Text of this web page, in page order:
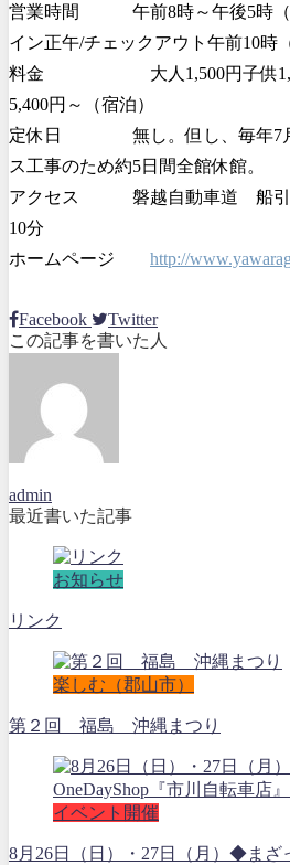
営業時間 午前8時～午後5時（
イン正午/チェックアウト午前10時
料金 大人1,500円子供1,000
5,400円～（宿泊）
定休日 無し。但し、毎年7月
ス工事のため約5日間全館休館。
アクセス 磐越自動車道 船引
10分
ホームページ http://
Facebook
Twitter
この記事を書いた人
admin
最近書いた記事
お知らせ
リンク
楽しむ（郡山市）
第２回 福島 沖縄まつり
イベント開催
8月26日（日）・27日（月）◆まざ